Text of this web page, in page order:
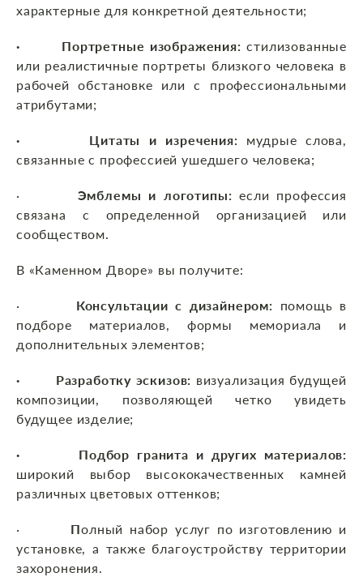
характерные для конкретной деятельности;
· Портретные изображения: стилизованные
или реалистичные портреты близкого человека в
рабочей обстановке или с профессиональными
атрибутами;
· Цитаты и изречения: мудрые слова,
связанные с профессией ушедшего человека;
· Эмблемы и логотипы: если профессия
связана с определенной организацией или
сообществом.
В «Каменном Дворе» вы получите:
· Консультации с дизайнером:
помощь в
подборе материалов, формы мемориала и
дополнительных элементов;
· Разработку эскизов: визуализация будущей
композиции, позволяющей четко увидеть
будущее изделие;
· Подбор гранита и других материалов:
широкий выбор высококачественных камней
различных цветовых оттенков;
· Полный набор услуг по изготовлению и
установке, а также благоустройству территории
захоронения.